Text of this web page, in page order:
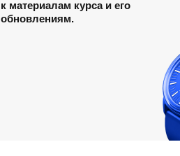
к материалам курса и его
обновлениям.